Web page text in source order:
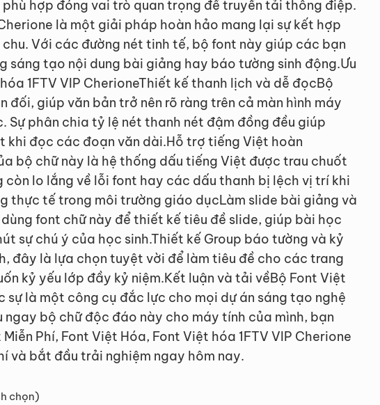
phù hợp đóng vai trò quan trọng để truyền tải thông điệp.
là một giải pháp hoàn hảo mang lại sự kết hợp
Với các đường nét tinh tế, bộ font này giúp các bạn
sáng tạo nội dung bài giảng hay báo tường sinh động.Ưu
1FTV VIP CherioneThiết kế thanh lịch và dễ đọcBộ
đối, giúp văn bản trở nên rõ ràng trên cả màn hình máy
Sự phân chia tỷ lệ nét thanh nét đậm đồng đều giúp
khi đọc các đoạn văn dài.Hỗ trợ tiếng Việt hoàn
bộ chữ này là hệ thống dấu tiếng Việt được trau chuốt
còn lo lắng về lỗi font hay các dấu thanh bị lệch vị trí khi
thực tế trong môi trường giáo dụcLàm slide bài giảng và
font chữ này để thiết kế tiêu đề slide, giúp bài học
sự chú ý của học sinh.Thiết kế Group báo tường và kỷ
đây là lựa chọn tuyệt vời để làm tiêu đề cho các trang
kỷ yếu lớp đầy kỷ niệm.Kết luận và tải vềBộ Font Việt
sự là một công cụ đắc lực cho mọi dự án sáng tạo nghệ
bộ chữ độc đáo này cho máy tính của mình, bạn
Phí, Font Việt Hóa, Font Việt hóa 1FTV VIP Cherione
và bắt đầu trải nghiệm ngay hôm nay.
chọn)